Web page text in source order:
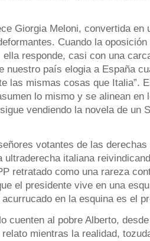
Giorgia Meloni, convertida en
Cuando la
responde, casi con una
nuestro país elogia a España
las mismas cosas que Italia”.
lo mismo y se alinean en
vendiendo la novela de un
votantes de las
ultraderecha italiana
retratado como una rareza
el presidente vive en una
acurrucado en la esquina es el
cuenten al pobre Alberto,
mientras la realidad,